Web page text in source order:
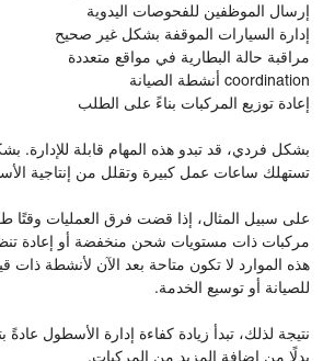
إرسال الموظفين للفحوصات اليدوية
إدارة السيارات الموقفة بشكل غير صحيح
مراقبة حالة البطارية في مواقع متعددة
coordination أنشطة الصيانة
إعادة توزيع المركبات بناءً على الطلب
بشكل فردي، قد تبدو هذه المهام قابلة للإدارة.
تستهلك ساعات عمل كبيرة وتقلل من إنتاجية
على سبيل المثال، إذا قضت فرق العمليات وقتًا
مركبات ذات مستويات شحن منخفضة أو إعادة
هذه الموارد لا تكون متاحة بعد الآن لأنشطة ذات
للصيانة أو توسيع الخدمة.
نتيجة لذلك، تبدأ زيادة كفاءة إدارة الأسطول عادةً
بدلًا من إضافة المزيد من المركبات.